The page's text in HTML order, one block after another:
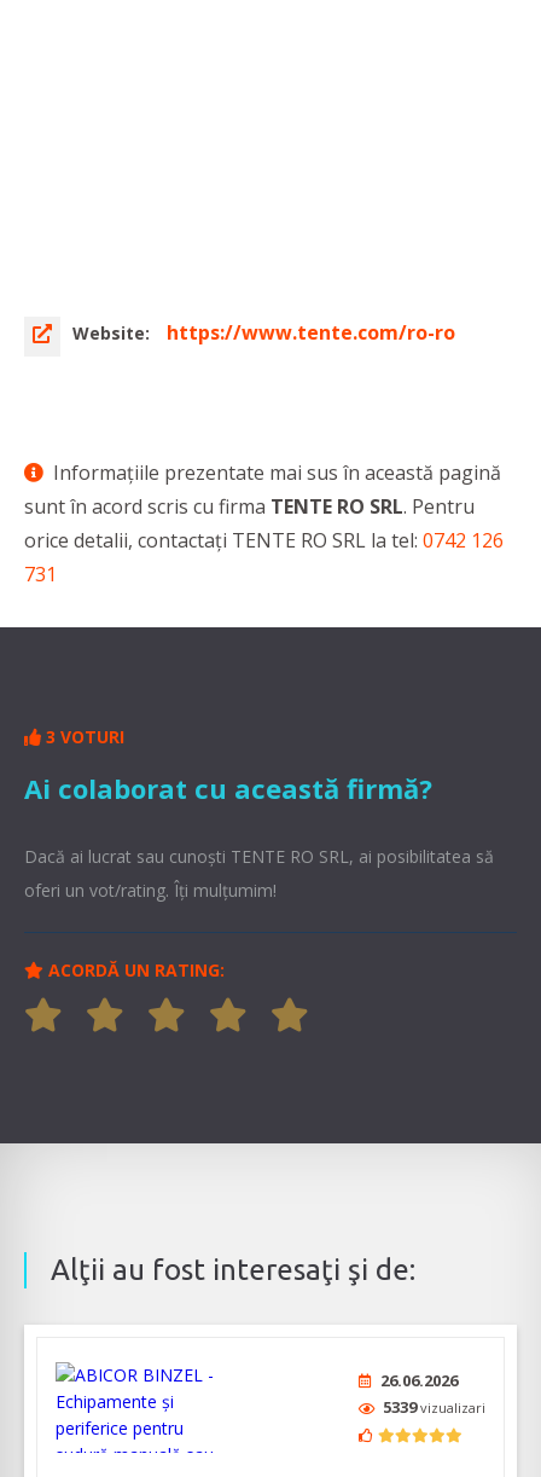
Website: https://www.tente.com/ro-ro
Informaţiile prezentate mai sus în această pagină
sunt în acord scris cu firma TENTE RO SRL. Pentru
orice detalii, contactaţi TENTE RO SRL la tel: 0742 126
731
3 VOTURI
Ai colaborat cu această firmă?
Dacă ai lucrat sau cunoşti TENTE RO SRL, ai posibilitatea să
oferi un vot/rating. Îți mulțumim!
ACORDĂ UN RATING:
Alţii au fost interesaţi şi de:
26.06.2026
5339vizualizari